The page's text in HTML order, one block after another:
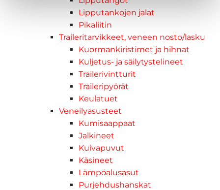
Lipputankojen jalat
Pikaliitin
Traileritarvikkeet, veneen nosto/lasku
Kuormankiristimet ja hihnat
Kuljetus- ja säilytystelineet
Trailerivintturit
Traileripyörät
Keulatuet
Veneilyasusteet
Kumisaappaat
Jalkineet
Kuivapuvut
Käsineet
Lämpöalusasut
Purjehdushanskat